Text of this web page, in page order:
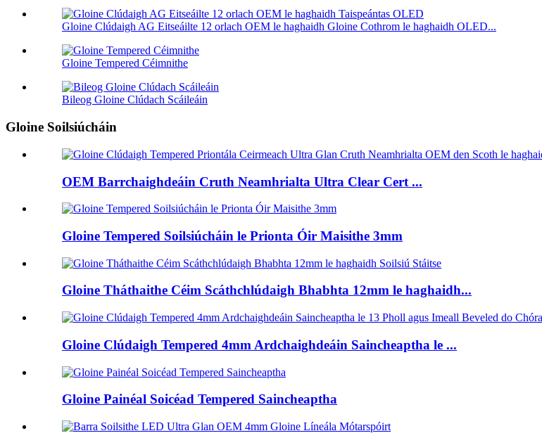
Gloine Clúdaigh AG Eitseáilte 12 orlach OEM le haghaidh Gloine Cothrom le haghaidh OLED...
Gloine Tempered Céimnithe
Bileog Gloine Clúdach Scáileáin
Gloine Soilsiúcháin
OEM Barrchaighdeáin Cruth Neamhrialta Ultra Clear Cert ...
Gloine Tempered Soilsiúcháin le Prionta Óir Maisithe 3mm
Gloine Tháthaithe Céim Scáthchlúdaigh Bhabhta 12mm le haghaidh...
Gloine Clúdaigh Tempered 4mm Ardchaighdeáin Saincheaptha le ...
Gloine Painéal Soicéad Tempered Saincheaptha